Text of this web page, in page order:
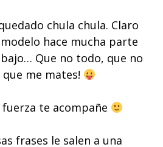
chula chula. Claro
hace mucha parte
Que no todo, que no
me mates!
fuerza te acompañe
frases le salen a una